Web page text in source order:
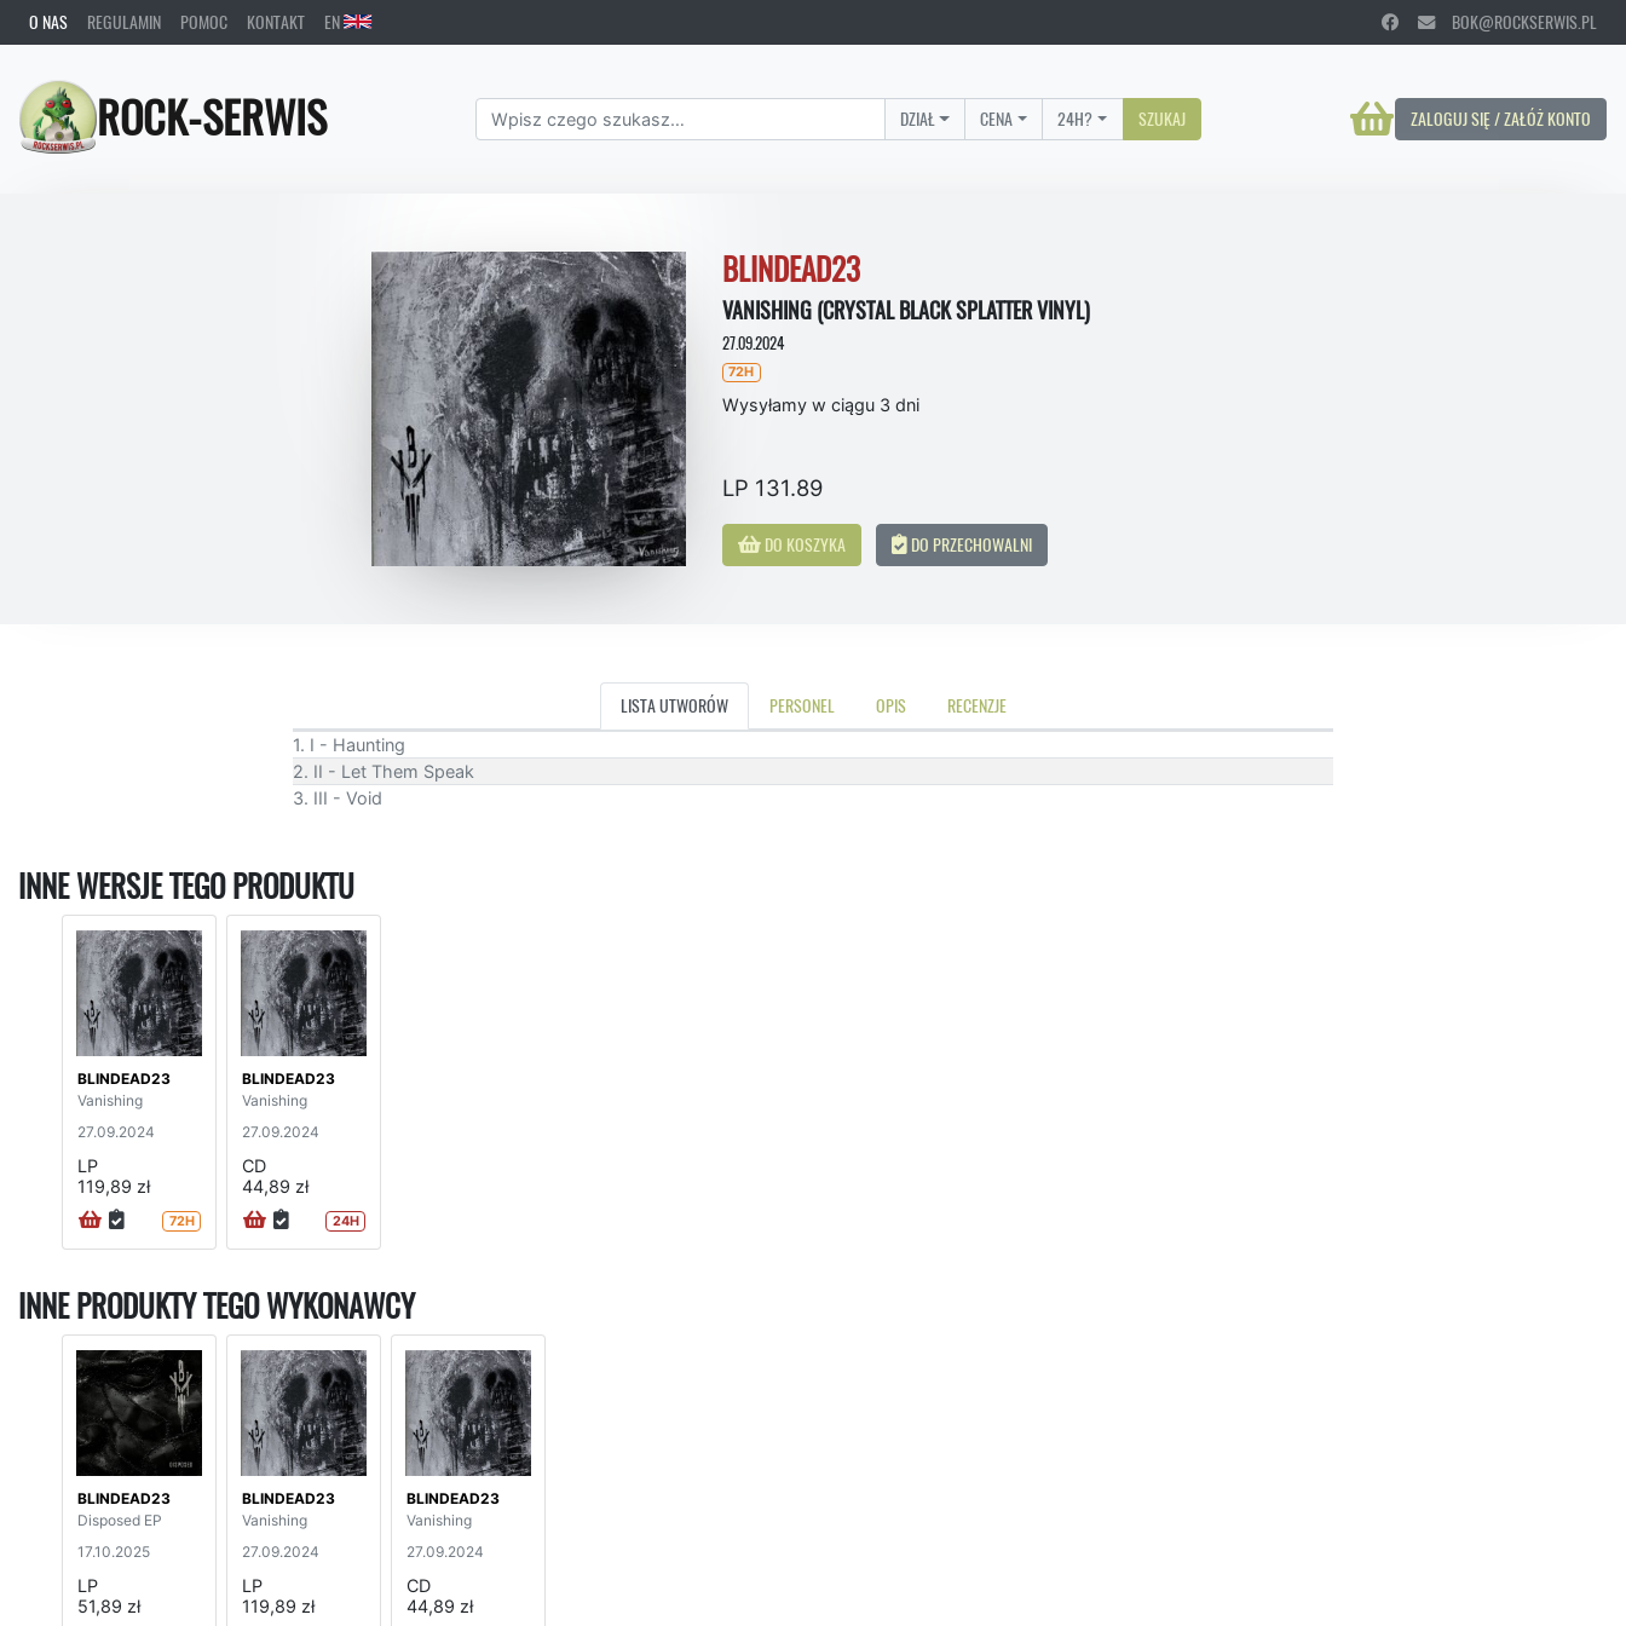
O NAS REGULAMIN POMOC KONTAKT EN BOK@ROCKSERWIS.PL
ROCK-SERWIS ZALOGUJ SIĘ / ZAŁÓŻ KONTO
DZIAŁ CENA 24H? SZUKAJ
BLINDEAD23
VANISHING (CRYSTAL BLACK SPLATTER VINYL)
27.09.2024
72H
Wysyłamy w ciągu 3 dni
LP 131.89
DO KOSZYKA DO PRZECHOWALNI
LISTA UTWORÓW PERSONEL OPIS RECENZJE
1. I - Haunting
2. II - Let Them Speak
3. III - Void
INNE WERSJE TEGO PRODUKTU
BLINDEAD23
Vanishing
27.09.2024
LP
119,89 zł
72H
BLINDEAD23
Vanishing
27.09.2024
CD
44,89 zł
24H
INNE PRODUKTY TEGO WYKONAWCY
BLINDEAD23
Disposed EP
17.10.2025
LP
51,89 zł
BLINDEAD23
Vanishing
27.09.2024
LP
119,89 zł
BLINDEAD23
Vanishing
27.09.2024
CD
44,89 zł